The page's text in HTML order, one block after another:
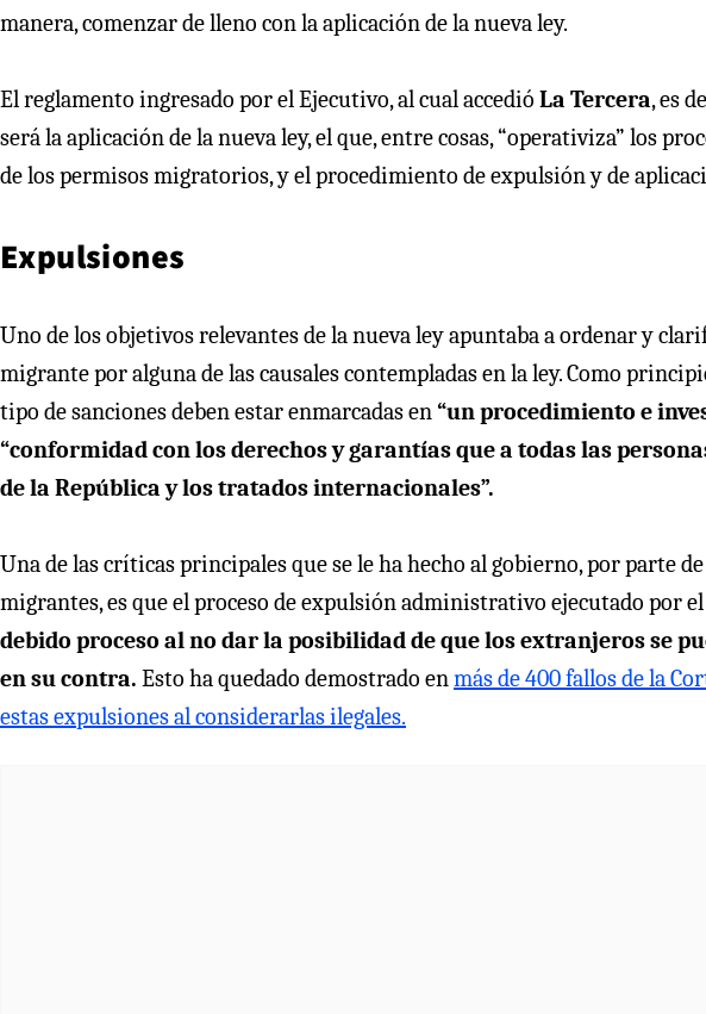
manera, comenzar de lleno con la aplicación de la nueva ley.
El reglamento ingresado por el Ejecutivo, al cual accedió La Tercera, es
será la aplicación de la nueva ley, el que, entre cosas, “operativiza” los
de los permisos migratorios, y el procedimiento de expulsión y de
Expulsiones
Uno de los objetivos relevantes de la nueva ley apuntaba a ordenar y
migrante por alguna de las causales contempladas en la ley. Como
tipo de sanciones deben estar enmarcadas en“un procedimiento e
“conformidad con los derechos y garantías que a todas las
de la República y los tratados internacionales”.
Una de las críticas principales que se le ha hecho al gobierno, por parte
migrantes, es que el proceso de expulsión administrativo ejecutado
debido proceso al no dar la posibilidad de que los extranjeros se
en su contra. Esto ha quedado demostrado enmás de 400 fallos de la
estas expulsiones al considerarlas ilegales.